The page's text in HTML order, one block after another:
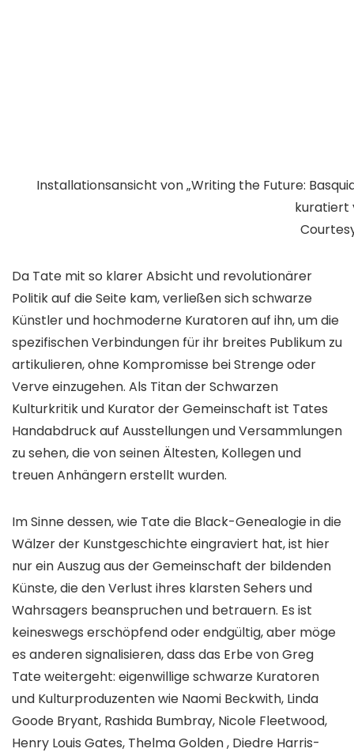
Installationsansicht von „Writing the Future:
kuratiert
Da Tate mit so klarer Absicht und revolutionärer
Politik auf die Seite kam, verließen sich schwarze
Künstler und hochmoderne Kuratoren auf ihn, um die
spezifischen Verbindungen für ihr breites Publikum zu
artikulieren, ohne Kompromisse bei Strenge oder
Verve einzugehen. Als Titan der Schwarzen
Kulturkritik und Kurator der Gemeinschaft ist Tates
Handabdruck auf Ausstellungen und Versammlungen
zu sehen, die von seinen Ältesten, Kollegen und
treuen Anhängern erstellt wurden.
Im Sinne dessen, wie Tate die Black-Genealogie in die
Wälzer der Kunstgeschichte eingraviert hat, ist hier
nur ein Auszug aus der Gemeinschaft der bildenden
Künste, die den Verlust ihres klarsten Sehers und
Wahrsagers beanspruchen und betrauern. Es ist
keineswegs erschöpfend oder endgültig, aber möge
es anderen signalisieren, dass das Erbe von Greg
Tate weitergeht: eigenwillige schwarze Kuratoren
und Kulturproduzenten wie Naomi Beckwith, Linda
Goode Bryant, Rashida Bumbray, Nicole Fleetwood,
Henry Louis Gates, Thelma Golden , Diedre Harris-